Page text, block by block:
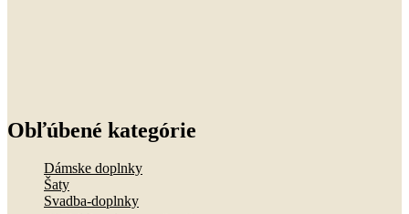
Obľúbené kategórie
Dámske doplnky
Šaty
Svadba-doplnky